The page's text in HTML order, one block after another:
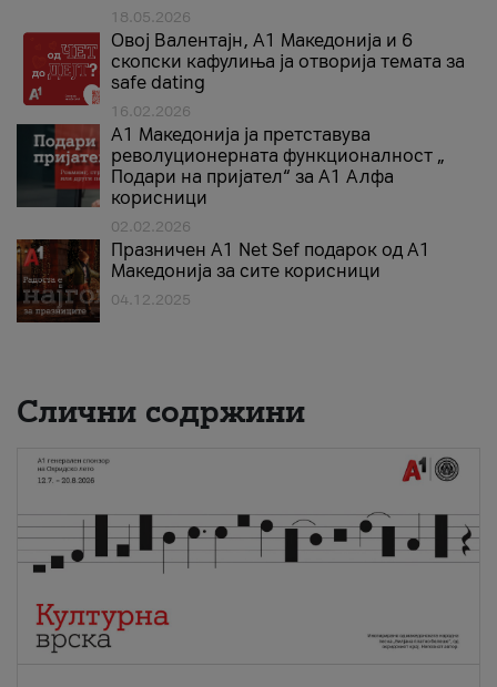
18.05.2026
Овој Валентајн, A1 Македонија и 6
скопски кафулиња ја отворија темата за
safe dating
16.02.2026
А1 Македонија ја претставува
револуционерната функционалност „
Подари на пријател“ за А1 Алфа
корисници
02.02.2026
Празничен A1 Net Sеf подарок од А1
Македонија за сите корисници
04.12.2025
Слични содржини